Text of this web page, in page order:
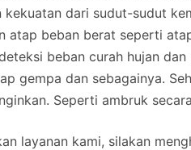
kekuatan dari sudut-sudut
atap beban berat seperti
beban curah hujan
gempa dan sebagainya.
Seperti ambruk
layanan kami, silakan